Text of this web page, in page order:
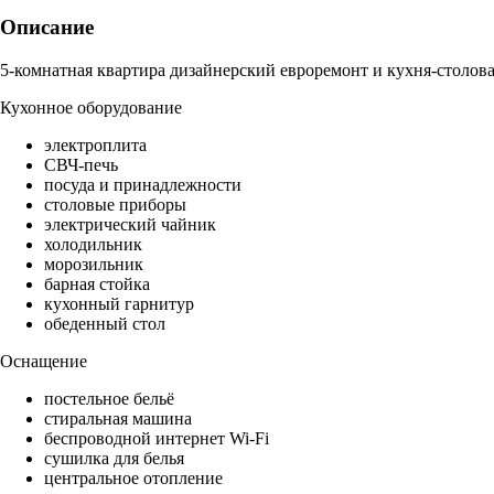
Описание
5-комнатная квартира дизайнерский евроремонт и кухня-
Кухонное оборудование
электроплита
СВЧ-печь
посуда и принадлежности
столовые приборы
электрический чайник
холодильник
морозильник
барная стойка
кухонный гарнитур
обеденный стол
Оснащение
постельное бельё
стиральная машина
беспроводной интернет Wi-Fi
сушилка для белья
центральное отопление